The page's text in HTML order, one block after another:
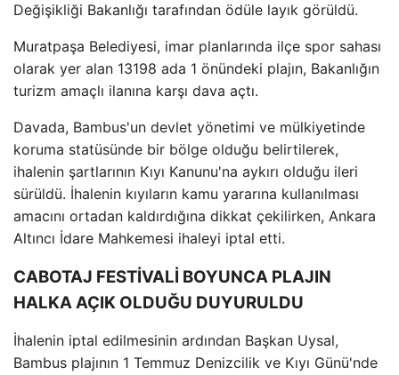
Değişikliği Bakanlığı tarafından ödüle layık görüldü.
Muratpaşa Belediyesi, imar planlarında ilçe spor sahası
olarak yer alan 13198 ada 1 önündeki plajın, Bakanlığın
turizm amaçlı ilanına karşı dava açtı.
Davada, Bambus'un devlet yönetimi ve mülkiyetinde
koruma statüsünde bir bölge olduğu belirtilerek,
ihalenin şartlarının Kıyı Kanunu'na aykırı olduğu ileri
sürüldü. İhalenin kıyıların kamu yararına kullanılması
amacını ortadan kaldırdığına dikkat çekilirken, Ankara
Altıncı İdare Mahkemesi ihaleyi iptal etti.
CABOTAJ FESTİVALİ BOYUNCA PLAJIN
HALKA AÇIK OLDUĞU DUYURULDU
İhalenin iptal edilmesinin ardından Başkan Uysal,
Bambus plajının 1 Temmuz Denizcilik ve Kıyı Günü'nde